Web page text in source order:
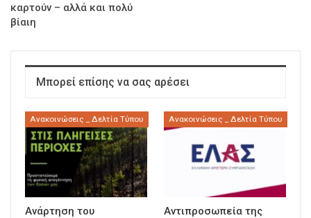
καρτούν – αλλά και πολύ
βίαιη
Μπορεί επίσης να σας αρέσει
Ανακοινώσεις _ Δελτία Τύπου
Ανάρτηση του
Ανακοινώσεις _ Δελτία Τύπου
Αντιπροσωπεία της